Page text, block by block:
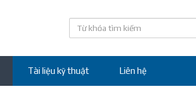
Tài liệu kỹ thuật Liên hệ